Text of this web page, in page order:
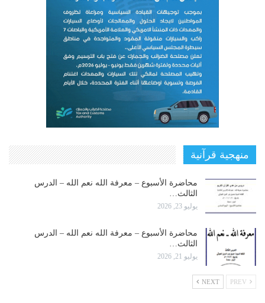
منهجية قرآنية
محاضرة الأسبوع – معرفة الله نعم الله – الدرس
الثالث…
يوليو 23, 2026
محاضرة الأسبوع – معرفة الله نعم الله – الدرس
الثالث…
يوليو 21, 2026
NEXT